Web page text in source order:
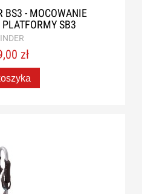
BS3 - MOCOWANIE
PLATFORMY SB3
zł